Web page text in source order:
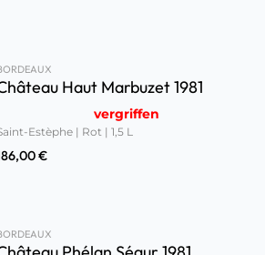
Haut Marbuzet 1981
vergriffen
Estèphe | Rot | 1,5 L
€